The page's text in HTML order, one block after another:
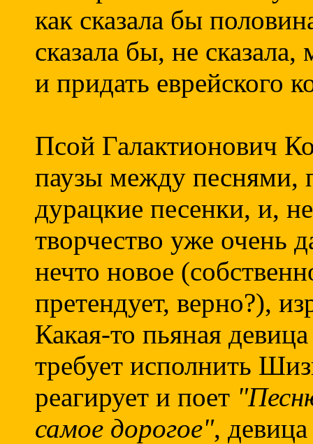
как сказала бы
сказала бы, не
и придать еврейского
Псой Галактионович
паузы между песнями,
дурацкие песенки, и,
творчество уже очень
нечто новое
претендует, верно?),
Какая-то пьяная
требует исполнить
реагирует и поет
самое дорогое",